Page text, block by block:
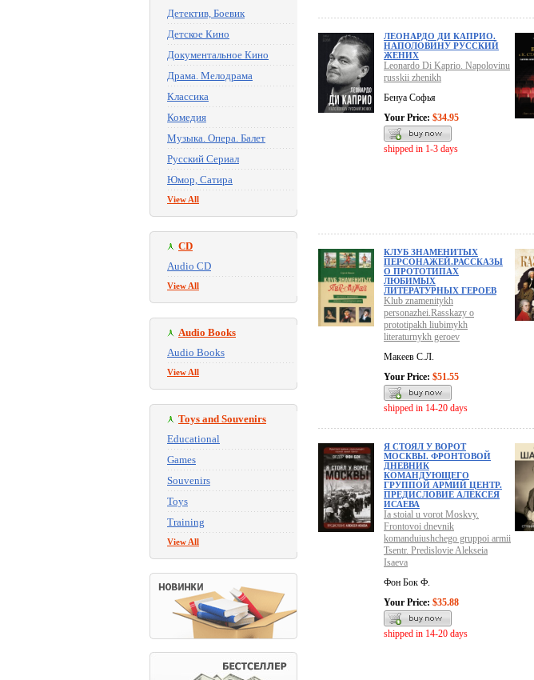
Детектив, Боевик
Детское Кино
Документальное Кино
Драма. Мелодрама
Классика
Комедия
Музыка. Опера. Балет
Русский Сериал
Юмор, Сатира
View All
CD
Audio CD
View All
Audio Books
Audio Books
View All
Toys and Souvenirs
Educational
Games
Souvenirs
Toys
Training
View All
ЛЕОНАРДО ДИ КАПРИО.
НАПОЛОВИНУ РУССКИЙ
ЖЕНИХ
Leonardo Di Kaprio. Napolovinu
russkii zhenikh
Бенуа Софья
Your Price: $34.95
shipped in 1-3 days
КЛУБ ЗНАМЕНИТЫХ
ПЕРСОНАЖЕЙ.РАССКАЗЫ
О ПРОТОТИПАХ
ЛЮБИМЫХ
ЛИТЕРАТУРНЫХ ГЕРОЕВ
Klub znamenitykh
personazhei.Rasskazy o
prototipakh liubimykh
literaturnykh geroev
Макеев С.Л.
Your Price: $51.55
shipped in 14-20 days
Я СТОЯЛ У ВОРОТ
МОСКВЫ. ФРОНТОВОЙ
ДНЕВНИК
КОМАНДУЮЩЕГО
ГРУППОЙ АРМИЙ ЦЕНТР.
ПРЕДИСЛОВИЕ АЛЕКСЕЯ
ИСАЕВА
Ia stoial u vorot Moskvy.
Frontovoi dnevnik
komanduiushchego gruppoi armii
Tsentr. Predislovie Alekseia
Isaeva
Фон Бок Ф.
Your Price: $35.88
shipped in 14-20 days